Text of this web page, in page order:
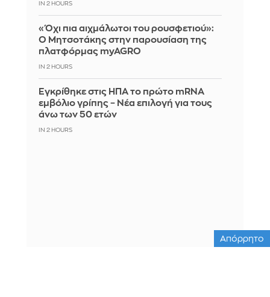
IN 2 HOURS
«Όχι πια αιχμάλωτοι του ρουσφετιού»:
Ο Μητσοτάκης στην παρουσίαση της
πλατφόρμας myAGRO
IN 2 HOURS
Εγκρίθηκε στις ΗΠΑ το πρώτο mRNA
εμβόλιο γρίπης – Νέα επιλογή για τους
άνω των 50 ετών
IN 2 HOURS
Απόρρητο